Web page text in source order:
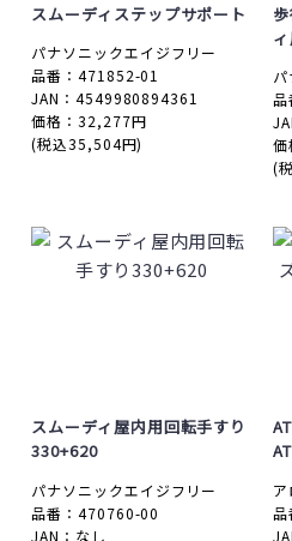
スムーディステップサポート
パナソニックエイジフリー
品番：471852-01
JAN：4549980894361
価格：32,277円
(税込35,504円)
(
スムーディ屋内用回転手すり
330+620
パナソニックエイジフリー
品番：470760-00
JAN：なし